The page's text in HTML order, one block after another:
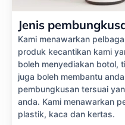
Jenis
Kami menawarkan
produk kecantikan kami
boleh menyediakan botol,
juga boleh membantu
pembungkusan tersuai
anda. Kami menawarkan
plastik, kaca dan kertas.